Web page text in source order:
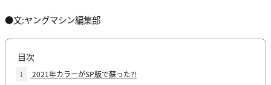
●文:ヤングマシン編集部
目次
1
2021年カラーがSP版で蘇った?!